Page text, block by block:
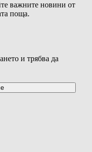
важните новини от
поща.
и трябва да